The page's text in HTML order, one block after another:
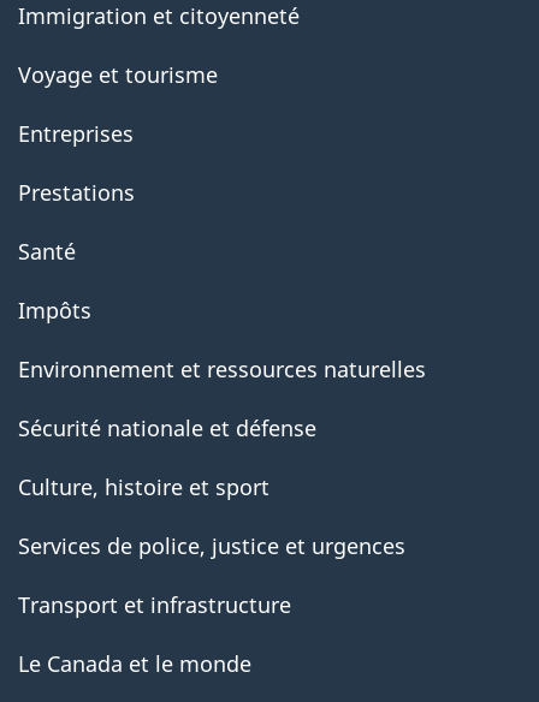
Immigration et citoyenneté
Voyage et tourisme
Entreprises
Prestations
Santé
Impôts
Environnement et ressources naturelles
Sécurité nationale et défense
Culture, histoire et sport
Services de police, justice et urgences
Transport et infrastructure
Le Canada et le monde